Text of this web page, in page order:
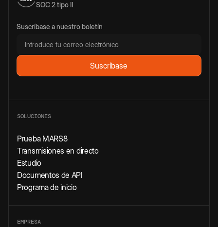
SOC 2 tipo II
Suscríbase a nuestro boletín
SOLUCIONES
Prueba MARS8
Transmisiones en directo
Estudio
Documentos de API
Programa de inicio
EMPRESA